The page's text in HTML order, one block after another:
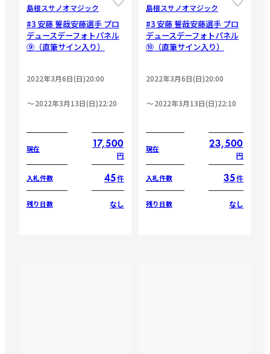
島根スサノオマジック
#3 安藤 誓哉安藤選手 プロ
デュースデーフォトパネル
⑨（直筆サイン入り）
2022年3月6日(日)20:00
2022年3月13日(日)22:20
現在 17,500
円
入札件数 45件
残り日数 なし
島根スサノオマジック
#3 安藤 誓哉安藤選手 プロ
デュースデーフォトパネル
⑩（直筆サイン入り）
2022年3月6日(日)20:00
2022年3月13日(日)22:10
現在 23,500
円
入札件数 35件
残り日数 なし